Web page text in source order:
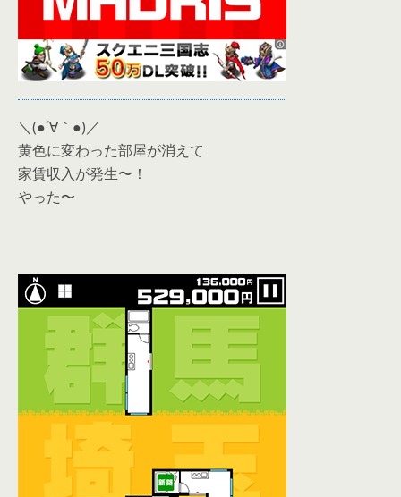
＼(●´∀｀●)／
黄色に変わった部屋が消えて
家賃収入が発生〜！
やった〜